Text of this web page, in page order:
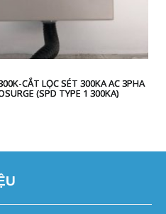
CẮT LỌC SÉT 300KA AC 3PHA
(SPD TYPE 1 300KA)